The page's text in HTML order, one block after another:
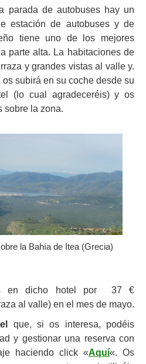
parada de autobuses hay un
estación de autobuses y de
tiene uno de los mejores
parte alta. La habitaciones de
y grandes vistas al valle y.
subirá en su coche desde su
(lo cual agradeceréis) y os
sobre la zona.
la Bahía de Itea (Grecia)
en dicho hotel por 37 €
al valle) en el mes de mayo.
que, si os interesa, podéis
y gestionar una reserva con
haciendo click «Aquí«. Os